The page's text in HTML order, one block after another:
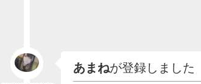
あまねが登録しました